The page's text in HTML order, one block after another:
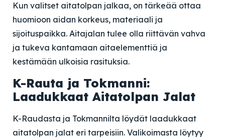
Kun valitset aitatolpan jalkaa, on tärkeää ottaa
huomioon aidan korkeus, materiaali ja
sijoituspaikka. Aitajalan tulee olla riittävän vahva
ja tukeva kantamaan aitaelementtiä ja
kestämään ulkoisia rasituksia.
K-Rauta ja Tokmanni:
Laadukkaat Aitatolpan Jalat
K-Raudasta ja Tokmannilta löydät laadukkaat
aitatolpan jalat eri tarpeisiin. Valikoimasta löytyy